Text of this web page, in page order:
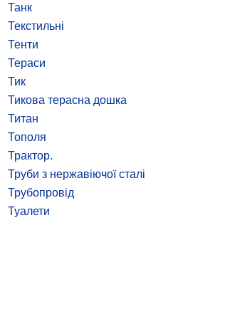
Танк
Текстильні
Тенти
Тераси
Тик
Тикова терасна дошка
Титан
Тополя
Трактор.
Труби з нержавіючої сталі
Трубопровід
Туалети